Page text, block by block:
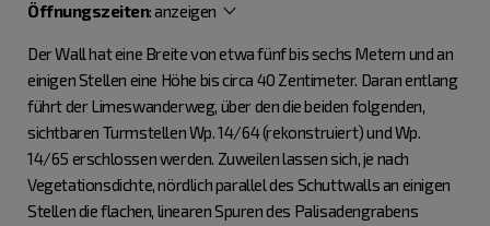
Öffnungszeiten:anzeigen
Der Wall hat eine Breite von etwa fünf bis sechs Metern und an
einigen Stellen eine Höhe bis circa 40 Zentimeter. Daran entlang
führt der Limeswanderweg, über den die beiden folgenden,
sichtbaren Turmstellen Wp. 14/64 (rekonstruiert) und Wp.
14/65 erschlossen werden. Zuweilen lassen sich, je nach
Vegetationsdichte, nördlich parallel des Schuttwalls an einigen
Stellen die flachen, linearen Spuren des Palisadengrabens